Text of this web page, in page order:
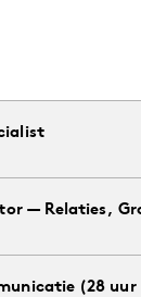
— Relaties,
(28 uur